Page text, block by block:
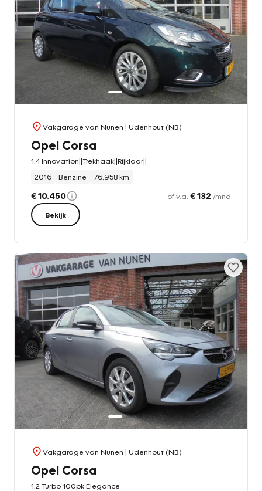
Vakgarage van Nunen | Udenhout (NB)
Opel Corsa
1.4 Innovation||Trekhaak||Rijklaar||
2016
Benzine 76.958 km
€ 10.450 of v.a. € 132 /mnd
Bekijk
Vakgarage van Nunen | Udenhout (NB)
Opel Corsa
1.2 Turbo 100pk Elegance